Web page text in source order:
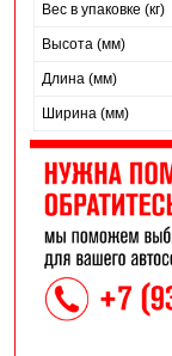
Вес в упаковке (кг)
Высота (мм)
Длина (мм)
Ширина (мм)